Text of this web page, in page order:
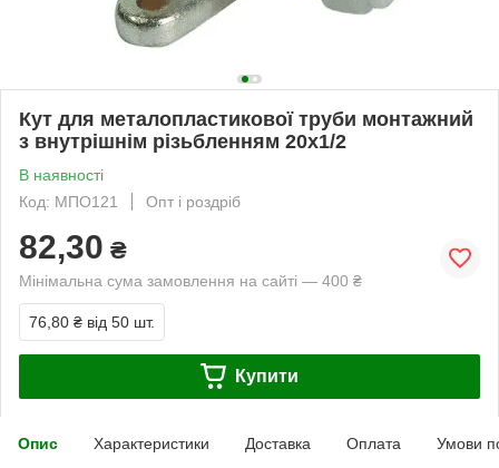
Кут для металопластикової труби монтажний
з внутрішнім різьбленням 20х1/2
В наявності
Код: МПО121
Опт і роздріб
82,30 ₴
Мінімальна сума замовлення на сайті — 400 ₴
76,80 ₴ від 50 шт.
Купити
Опис Характеристики Доставка Оплата Умови